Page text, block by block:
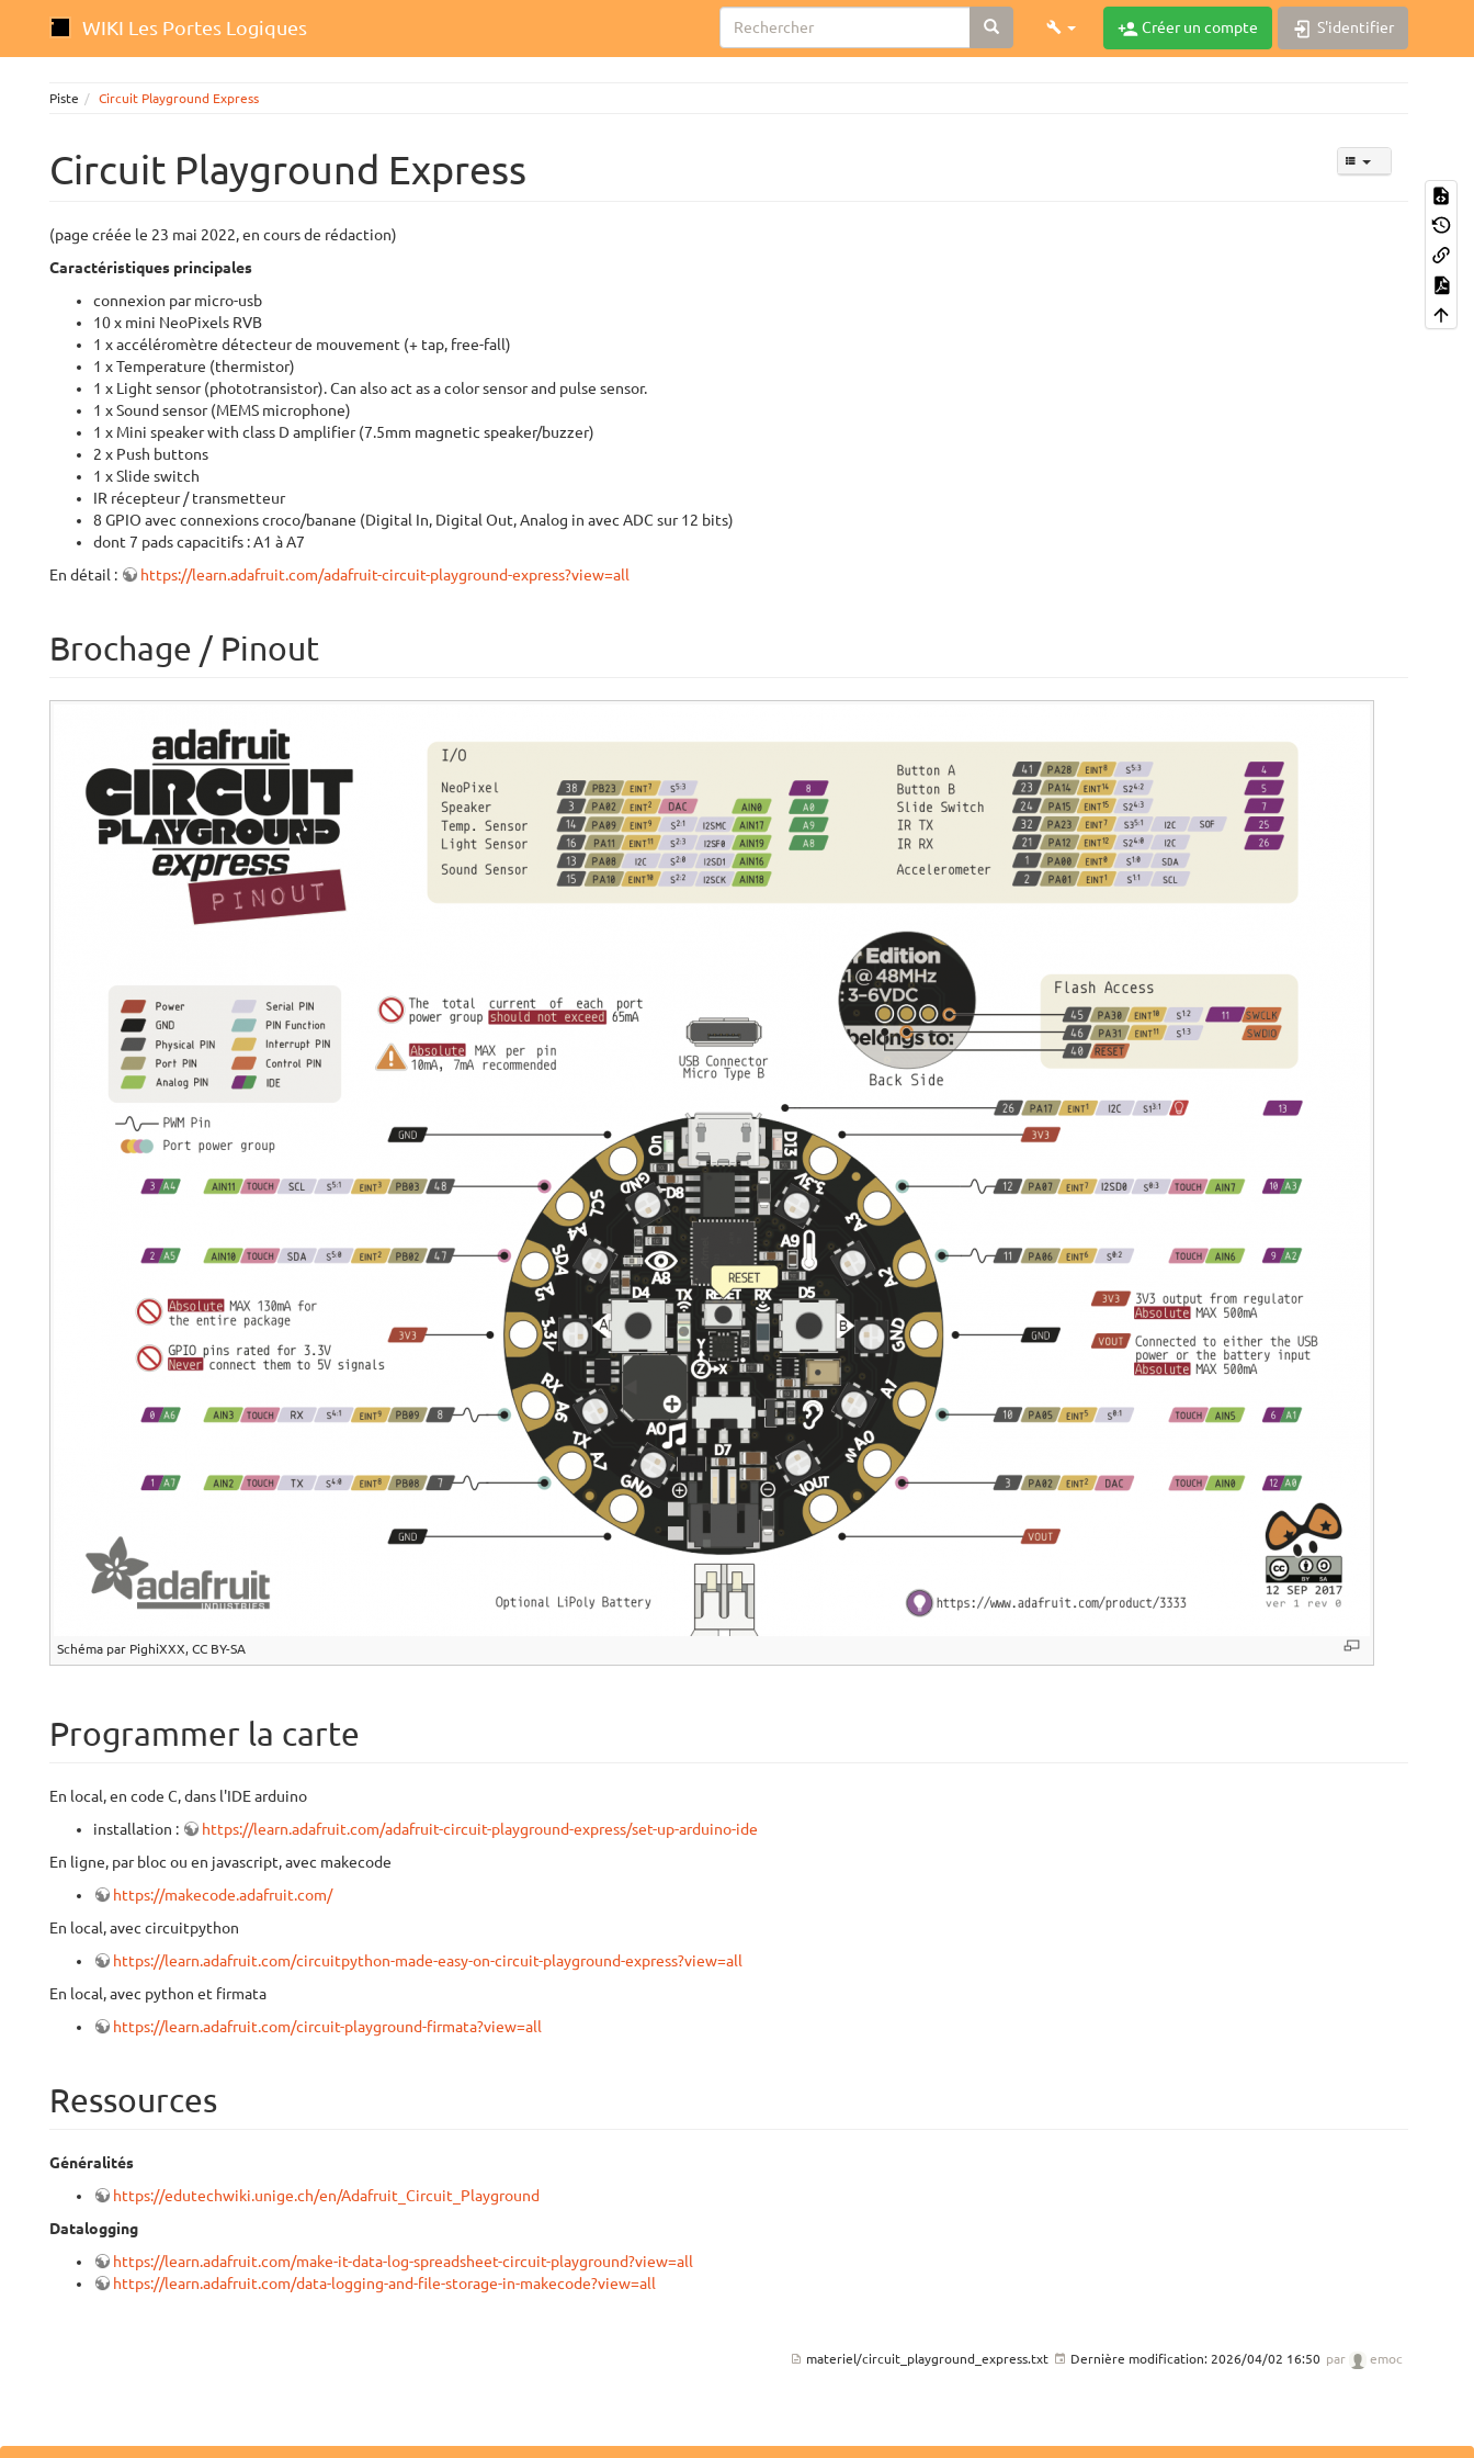
WIKI Les Portes Logiques Créer un compte S'identifier
Piste Circuit Playground Express
Circuit Playground Express
(page créée le 23 mai 2022, en cours de rédaction)
Caractéristiques principales
connexion par micro-usb
10 x mini NeoPixels RVB
1 x accéléromètre détecteur de mouvement (+ tap, free-fall)
1 x Temperature (thermistor)
1 x Light sensor (phototransistor). Can also act as a color sensor and pulse sensor.
1 x Sound sensor (MEMS microphone)
1 x Mini speaker with class D amplifier (7.5mm magnetic speaker/buzzer)
2 x Push buttons
1 x Slide switch
IR récepteur / transmetteur
8 GPIO avec connexions croco/banane (Digital In, Digital Out, Analog in avec ADC sur 12 bits)
dont 7 pads capacitifs : A1 à A7
En détail :
https://learn.adafruit.com/adafruit-circuit-playground-express?view=all
Brochage / Pinout
Schéma par PighiXXX, CC BY-SA
Programmer la carte
En local, en code C, dans l'IDE arduino
installation :
https://learn.adafruit.com/adafruit-circuit-playground-express/set-up-arduino-ide
En ligne, par bloc ou en javascript, avec makecode
https://makecode.adafruit.com/
En local, avec circuitpython
https://learn.adafruit.com/circuitpython-made-easy-on-circuit-playground-express?view=all
En local, avec python et firmata
https://learn.adafruit.com/circuit-playground-firmata?view=all
Ressources
Généralités
https://edutechwiki.unige.ch/en/Adafruit_Circuit_Playground
Datalogging
https://learn.adafruit.com/make-it-data-log-spreadsheet-circuit-playground?view=all
https://learn.adafruit.com/data-logging-and-file-storage-in-makecode?view=all
materiel/circuit_playground_express.txt Dernière modification: 2026/04/02 16:50 par emoc